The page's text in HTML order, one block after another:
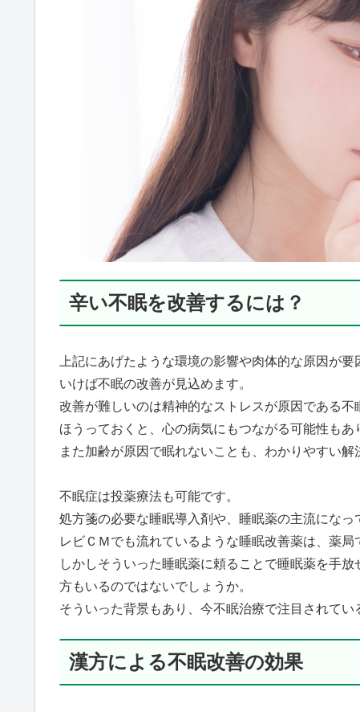
辛い不眠を改善するには？
上記にあげたような環境の影響や肉体的な原因が
いけば不眠の改善が見込めます。
改善が難しいのは精神的なストレスが原因である不
ほうっておくと、心の病気にもつながる可能性もあ
また加齢が原因で眠れないことも、わかりやすい
不眠症は投薬療法も可能です。
処方箋の必要な睡眠導入剤や、睡眠薬の主流にな
レビＣＭでも流れているような睡眠改善薬は、薬局
しかしそういった睡眠薬に頼ることで睡眠薬を手
方もいるのではないでしょうか。
そういった背景もあり、今不眠治療で注目されてい
漢方による不眠改善の効果